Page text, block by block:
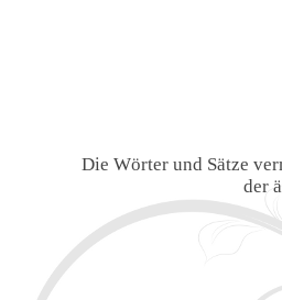
Die Wörter und Sätze
der